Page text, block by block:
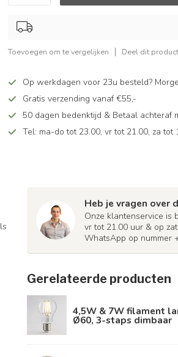
Toevoegen om te vergelijken Deel dit
Op werkdagen voor 23u besteld?
Gratis verzending vanaf €55,-
50 dagen bedenktijd & Betaal achteraf
Tel: ma-do tot 23.00, vr tot 21.00, za tot
Heb je vragen over
Onze klantenservice is
vr tot 21.00 uur & op
WhatsApp op nummer
Gerelateerde producten
4,5W & 7W filament
Ø60, 3-staps dimbaar